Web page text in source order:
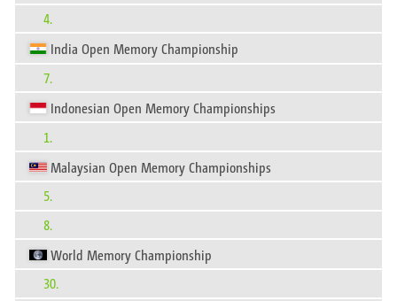
4.
India Open Memory Championship
7.
Indonesian Open Memory Championships
1.
Malaysian Open Memory Championships
5.
8.
World Memory Championship
30.